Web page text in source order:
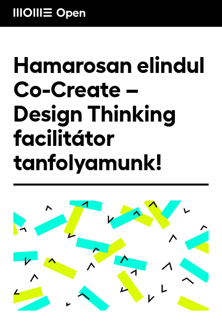
Craft képzéseink
Hírek
Jelentkezőknek
Kapcsolat
Hamarosan elindul
Co-Create –
Design Thinking
facilitátor
tanfolyamunk!